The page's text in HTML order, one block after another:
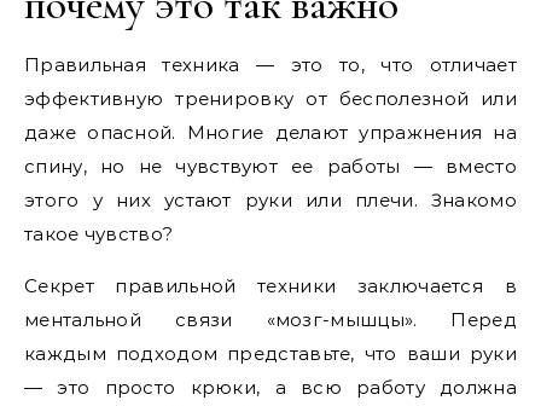
Правильная техника — это то, что отличает
эффективную тренировку от бесполезной или
даже опасной. Многие делают упражнения на
спину, но не чувствуют ее работы — вместо
этого у них устают руки или плечи. Знакомо
такое чувство?
Секрет правильной техники заключается в
ментальной связи «мозг-мышцы». Перед
каждым подходом представьте, что ваши руки
— это просто крюки, а всю работу должна